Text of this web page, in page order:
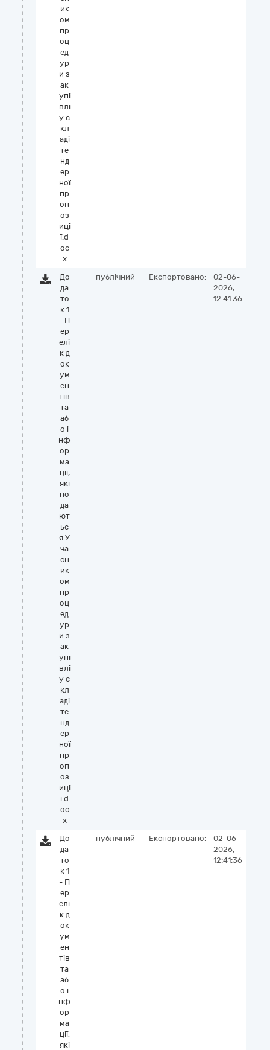
ик
ом
пр
оц
ед
ур
и з
ак
упі
влі
у с
кл
аді
те
нд
ер
ної
пр
оп
оз
иці
ї.d
oc
x
До
да
то
к 1
- П
ер
елі
к д
ок
ум
ен
тів
та
аб
о і
нф
ор
ма
ції,
які
по
да
ют
ьс
я У
ча
сн
ик
ом
пр
оц
ед
ур
и з
ак
упі
влі
у с
кл
аді
те
нд
ер
ної
пр
оп
оз
иці
ї.d
oc
x
публічний Експортовано:
02-06-
2026,
12:41:36
До
да
то
к 1
- П
ер
елі
к д
ок
ум
ен
тів
та
аб
о і
нф
ор
ма
ції,
які
публічний Експортовано:
02-06-
2026,
12:41:36